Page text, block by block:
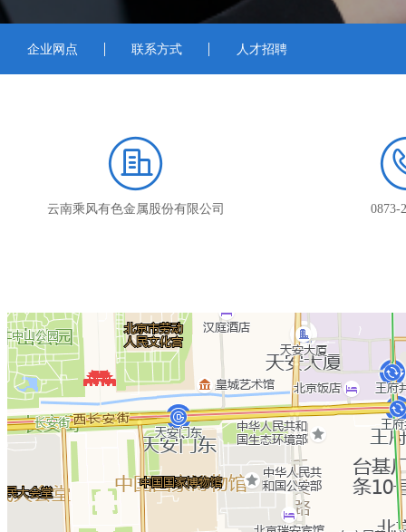
企业网点 联系方式 人才招聘
云南乘风有色金属股份有限公司 0873-